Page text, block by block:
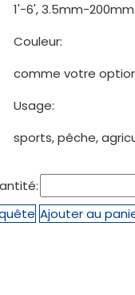
1'-6', 3.5mm-200mm
Couleur:
comme votre
Usage:
sports, pêche,
Ajouter au